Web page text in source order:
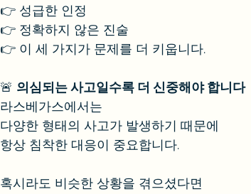
👉 성급한 인정
👉 정확하지 않은 진술
👉 이 세 가지가 문제를 더 키웁니다.
🚨 의심되는 사고일수록 더 신중해야 합니다
라스베가스에서는
다양한 형태의 사고가 발생하기 때문에
항상 침착한 대응이 중요합니다.
혹시라도 비슷한 상황을 겪으셨다면